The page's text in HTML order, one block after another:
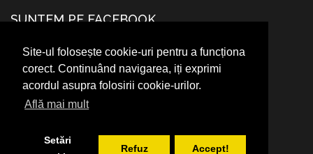
Site-ul folosește cookie-uri pentru a funcționa
corect. Continuând navigarea, iți exprimi
acordul asupra folosirii cookie-urilor.
Află mai mult
Setări
Refuz Accept!
SUNTEM PE FACEBOOK